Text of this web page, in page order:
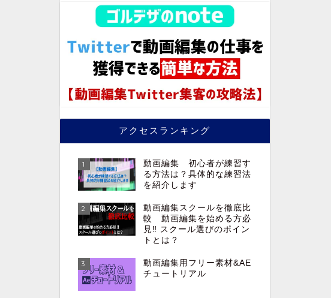
アクセスランキング
1
動画編集 初心者が練習す
る方法は？具体的な練習法
を紹介します
2
動画編集スクールを徹底比
較 動画編集を始める方必
見‼︎ スクール選びのポイン
トとは？
3
動画編集用フリー素材&AE
チュートリアル